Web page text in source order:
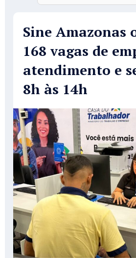
Sine Amazonas
168 vagas de
atendimento e
8h às 14h